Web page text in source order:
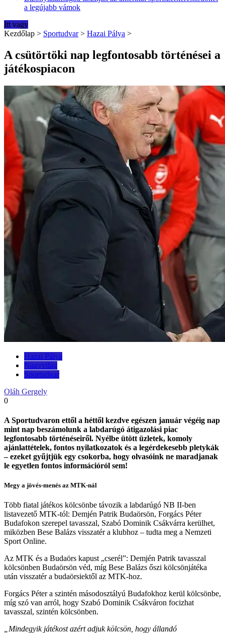
a legújabb vámok
Itt vagy
Kezdőlap > Sportudvar > Hazai Pálya >
A csütörtöki nap legfontosabb történései a
játékospiacon
Hazai Pálya
Nagyvilág
Sportudvar
Oláh Gergely
0
A Sportudvaron ettől a héttől kezdve egészen január végéig nap
mint nap beszámolunk a labdarúgó átigazolási piac
legfontosabb történéseiről. Nyélbe ütött üzletek, komoly
ajánlattételek, fontos nyilatkozatok és a legérdekesebb pletykák
– ezeket gyűjtjük egy csokorba, hogy olvasóink ne maradjanak
le egyetlen fontos információról sem!
Megy a jövés-menés az MTK-nál
Több fiatal játékos kölcsönbe távozik a labdarúgó NB II-ben
listavezető MTK-tól: Demjén Patrik Budaörsön, Forgács Péter
Budafokon szerepel tavasszal, Szabó Dominik Csákvárra kerülhet,
miközben Bese Balázs visszatér a klubhoz – tudta meg a Nemzeti
Sport Online.
Az MTK és a Budaörs kapust „cserél”: Demjén Patrik tavasszal
kölcsönben Budaörsön véd, míg Bese Balázs őszi kölcsönjátéka
után visszatér a budaörsiektől az MTK-hoz.
Forgács Péter a szintén másodosztályú Budafokhoz kerül kölcsönbe,
míg szó van arról, hogy Szabó Dominik Csákváron focizhat
tavasszal, szintén kölcsönben.
„Mindegyik játékost azért adjuk kölcsön, hogy állandó